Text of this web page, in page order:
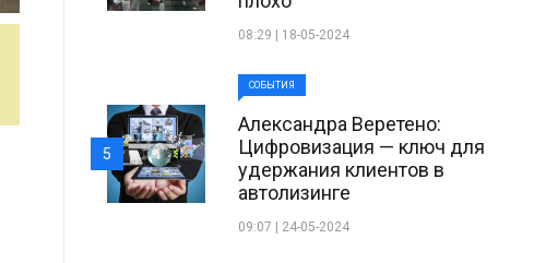
08:29 | 18-05-2024
СОБЫТИЯ
Александра Веретено:
Цифровизация — ключ для
удержания клиентов в
автолизинге
09:07 | 24-05-2024
5